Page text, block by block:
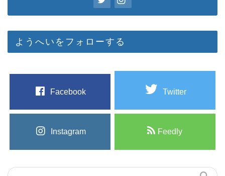
ようへいをフォローする
Facebook Twitter
Instagram Feedly